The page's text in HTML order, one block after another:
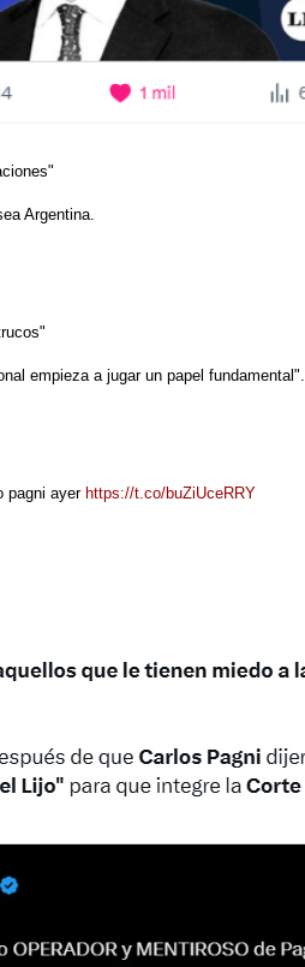
Argentina.
empieza a jugar un papel fundamental".
pagni ayer https://t.co/buZiUceRRY